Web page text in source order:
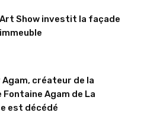
Art Show investit la façade
Agam, créateur de la
Fontaine Agam de La
est décédé